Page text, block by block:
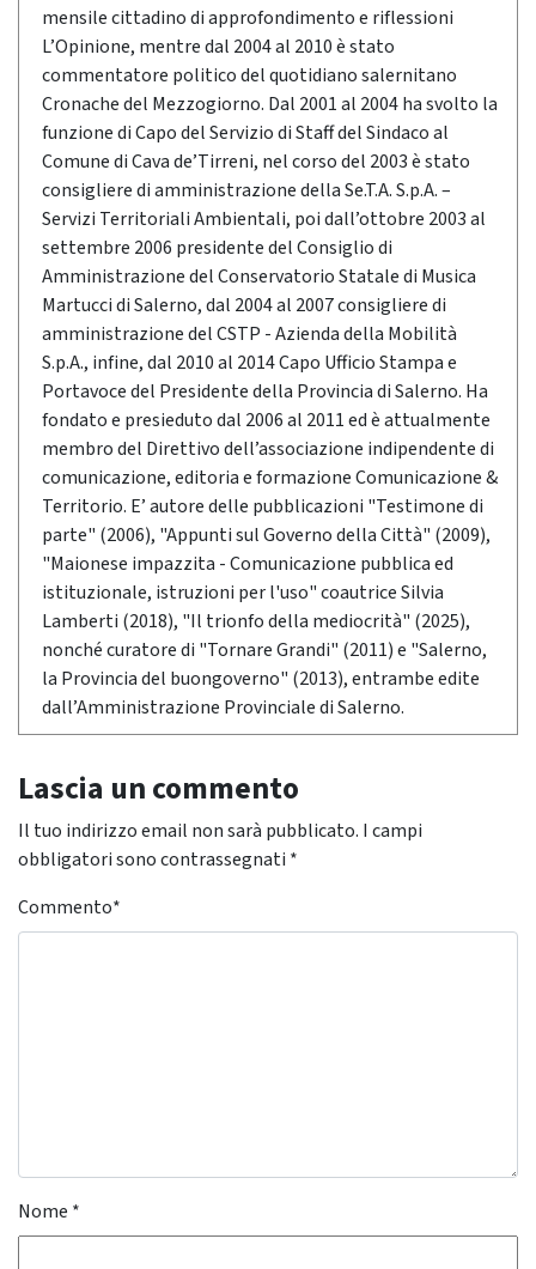
mensile cittadino di approfondimento e riflessioni
L’Opinione, mentre dal 2004 al 2010 è stato
commentatore politico del quotidiano salernitano
Cronache del Mezzogiorno. Dal 2001 al 2004 ha svolto la
funzione di Capo del Servizio di Staff del Sindaco al
Comune di Cava de’Tirreni, nel corso del 2003 è stato
consigliere di amministrazione della Se.T.A. S.p.A. –
Servizi Territoriali Ambientali, poi dall’ottobre 2003 al
settembre 2006 presidente del Consiglio di
Amministrazione del Conservatorio Statale di Musica
Martucci di Salerno, dal 2004 al 2007 consigliere di
amministrazione del CSTP - Azienda della Mobilità
S.p.A., infine, dal 2010 al 2014 Capo Ufficio Stampa e
Portavoce del Presidente della Provincia di Salerno. Ha
fondato e presieduto dal 2006 al 2011 ed è attualmente
membro del Direttivo dell’associazione indipendente di
comunicazione, editoria e formazione Comunicazione &
Territorio. E’ autore delle pubblicazioni "Testimone di
parte" (2006), "Appunti sul Governo della Città" (2009),
"Maionese impazzita - Comunicazione pubblica ed
istituzionale, istruzioni per l'uso" coautrice Silvia
Lamberti (2018), "Il trionfo della mediocrità" (2025),
nonché curatore di "Tornare Grandi" (2011) e "Salerno,
la Provincia del buongoverno" (2013), entrambe edite
dall’Amministrazione Provinciale di Salerno.
Lascia un commento
Il tuo indirizzo email non sarà pubblicato. I campi
obbligatori sono contrassegnati *
Commento*
Nome *